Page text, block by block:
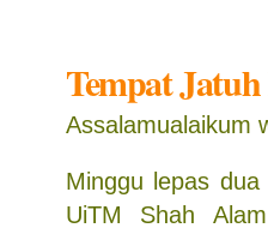
Tempat
Assalamualaikum
Minggu lepas
UiTM Shah